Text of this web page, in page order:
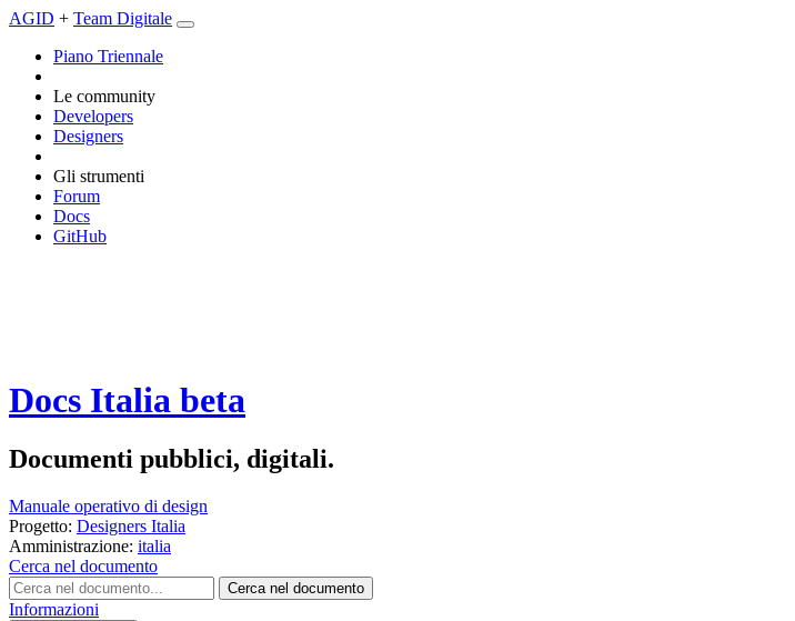
AGID + Team Digitale
Piano Triennale
Le community
Developers
Designers
Gli strumenti
Forum
Docs
GitHub
Docs Italia beta
Documenti pubblici, digitali.
Manuale operativo di design
Progetto: Designers Italia
Amministrazione: italia
Cerca nel documento
Cerca nel documento
Informazioni